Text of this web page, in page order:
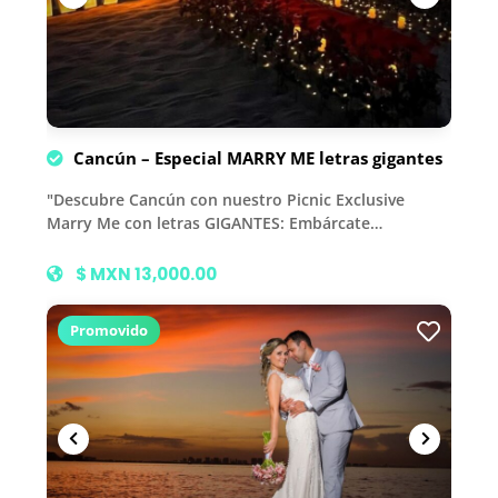
Cancún – Especial MARRY ME letras gigantes
"Descubre Cancún con nuestro Picnic Exclusive
Marry Me con letras GIGANTES: Embárcate…
$ MXN 13,000.00
Promovido